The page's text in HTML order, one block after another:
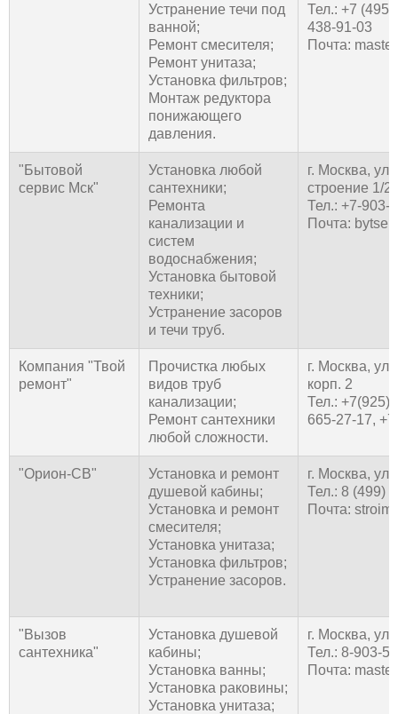
Устранение течи под
ванной;
Ремонт смесителя;
Ремонт унитаза;
Установка фильтров;
Монтаж редуктора
понижающего
давления.
Тел.: +7
438-91-03
Почта:
"Бытовой
сервис Мск"
Установка любой
сантехники;
Ремонта
канализации и
систем
водоснабжения;
Установка бытовой
техники;
Устранение засоров
и течи труб.
г. Москва,
строение 1/
Тел.: +7-903-
Почта:
Компания "Твой
ремонт"
Прочистка любых
видов труб
канализации;
Ремонт сантехники
любой сложности.
г. Москва,
корп. 2
Тел.: +7(925)
665-27-17,
"Орион-СВ"
Установка и ремонт
душевой кабины;
Установка и ремонт
смесителя;
Установка унитаза;
Установка фильтров;
Устранение засоров.
г. Москва,
Тел.: 8 (499)
Почта:
"Вызов
сантехника"
Установка душевой
кабины;
Установка ванны;
Установка раковины;
Установка унитаза;
г. Москва,
Тел.: 8-903-
Почта: